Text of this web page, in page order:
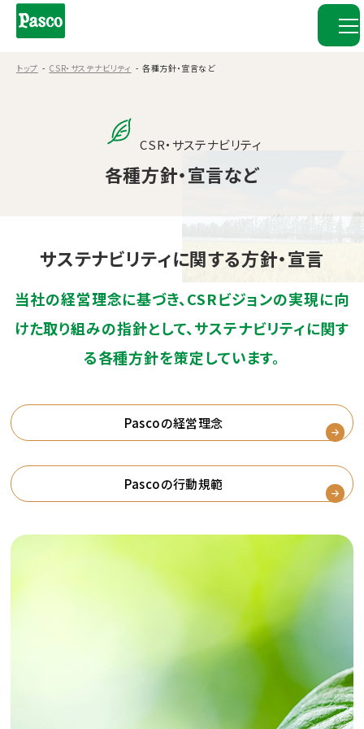
トップ CSR・サステナビリティ 各種方針・宣言など
CSR・サステナビリティ
各種方針・宣言など
サステナビリティに関する方針・宣言
当社の経営理念に基づき、CSRビジョンの実現に向
けた取り組みの指針として、サステナビリティに関す
る各種方針を策定しています。
Pascoの経営理念
Pascoの行動規範